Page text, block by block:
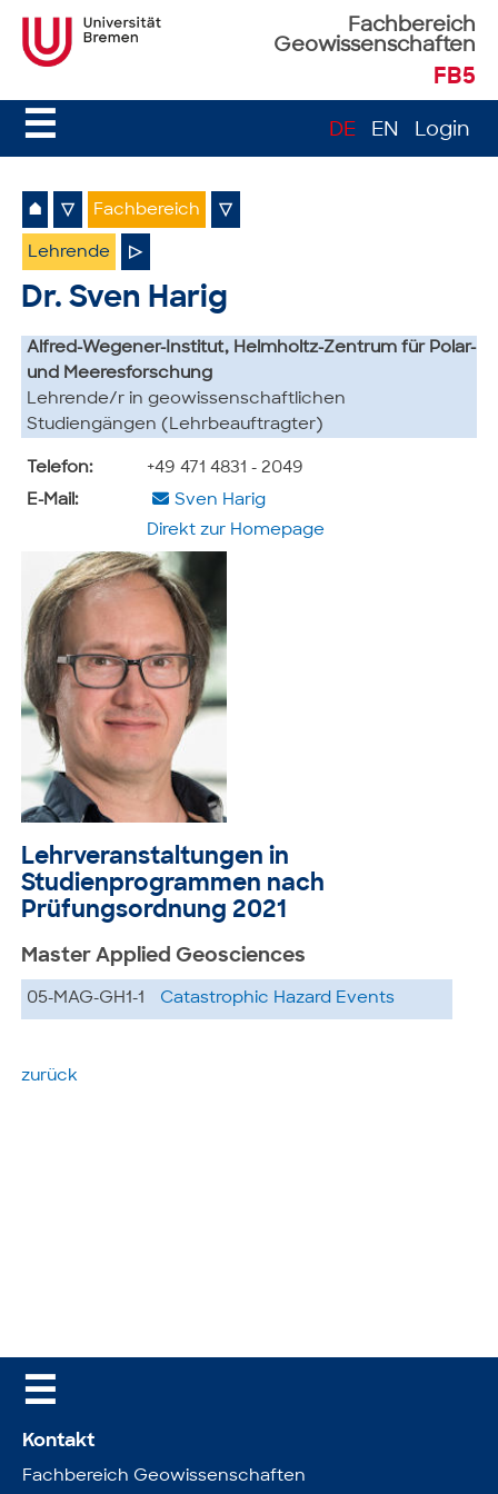
Fachbereich
Geowissenschaften
FB5
☰ DE EN Login
⌂ ▽ Fachbereich ▽
Lehrende ▷
Dr. Sven Harig
Alfred-Wegener-Institut, Helmholtz-Zentrum für Polar-
und Meeresforschung
Lehrende/r in geowissenschaftlichen
Studiengängen (Lehrbeauftragter)
Telefon:
+49 471 4831 - 2049
E-Mail:
Sven Harig
Direkt zur Homepage
Lehrveranstaltungen in
Studienprogrammen nach
Prüfungsordnung 2021
Master Applied Geosciences
05-MAG-GH1-1 Catastrophic Hazard Events
zurück
☰
Kontakt
Fachbereich Geowissenschaften